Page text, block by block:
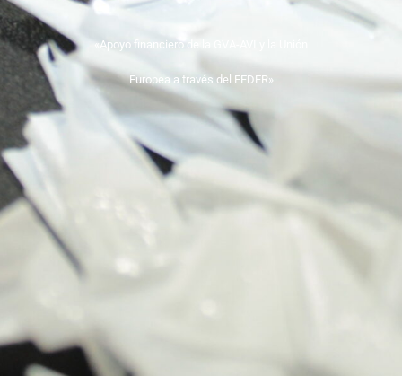
«Apoyo financiero de la GVA-AVI y la Unión
Europea a través del FEDER»